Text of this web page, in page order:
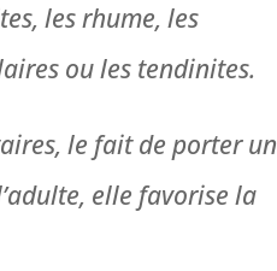
les rhume, les
ou les tendinites.
le fait de porter un
elle favorise la